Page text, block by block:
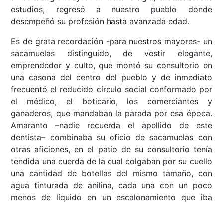
estudios, regresó a nuestro pueblo donde
desempeñó su profesión hasta avanzada edad.
Es de grata recordación -para nuestros mayores- un
sacamuelas distinguido, de vestir elegante,
emprendedor y culto, que montó su consultorio en
una casona del centro del pueblo y de inmediato
frecuentó el reducido círculo social conformado por
el médico, el boticario, los comerciantes y
ganaderos, que mandaban la parada por esa época.
Amaranto –nadie recuerda el apellido de este
dentista– combinaba su oficio de sacamuelas con
otras aficiones, en el patio de su consultorio tenía
tendida una cuerda de la cual colgaban por su cuello
una cantidad de botellas del mismo tamaño, con
agua tinturada de anilina, cada una con un poco
menos de líquido en un escalonamiento que iba